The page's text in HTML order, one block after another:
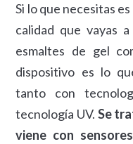
Si lo que necesitas
calidad que vayas
esmaltes de gel
dispositivo es lo
tanto con
tecnología UV. Se
viene con